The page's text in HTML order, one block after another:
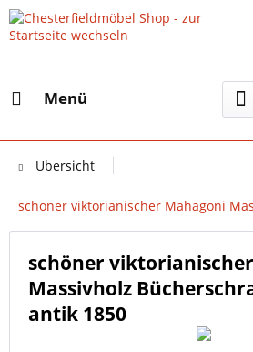
Menü
Übersicht
schöner viktorianischer Mahagoni
schöner
Massivholz
antik 1850